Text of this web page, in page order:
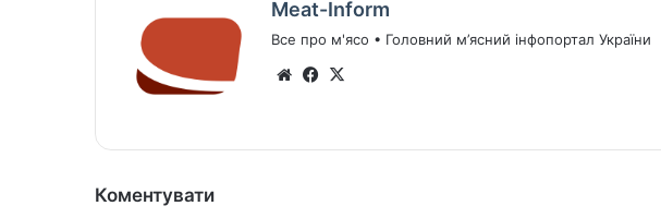
Meat-Inform
Все про м'ясо • Головний м’ясний інфопортал України
We Fa
ok
Коментувати